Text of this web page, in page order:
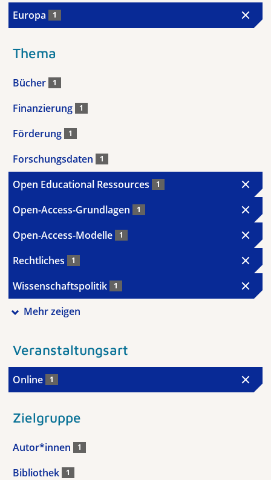
Europa 1
Thema
Bücher 1
Finanzierung 1
Förderung 1
Forschungsdaten 1
Open Educational Ressources 1
Open-Access-Grundlagen 1
Open-Access-Modelle 1
Rechtliches 1
Wissenschaftspolitik 1
Mehr zeigen
Veranstaltungsart
Online 1
Zielgruppe
Autor*innen 1
Bibliothek 1